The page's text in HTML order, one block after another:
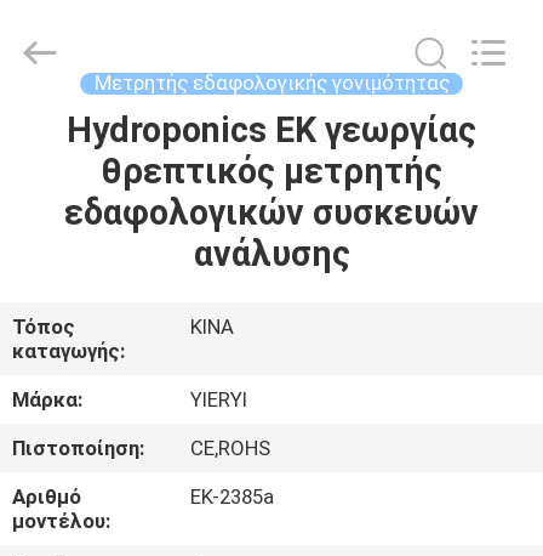
ΑΡΧΙΚΉ
ΣΕΛΊΔΑ
ΣΧΕΤΙΚΆ
ΜΕ
ΕΜΆΣ
ΓΎΡΟΣ
ΕΡΓΟΣΤΑΣΊΩΝ
Technology
Μετρητής εδαφολογικής γονιμότητας
Hydroponics ΕΚ γεωργίας
θρεπτικός μετρητής
εδαφολογικών συσκευών
ανάλυσης
Τόπος
καταγωγής:
ΚΙΝΑ
Μάρκα:
YIERYI
Πιστοποίηση:
CE,ROHS
Αριθμό
μοντέλου:
ΕΚ-2385a